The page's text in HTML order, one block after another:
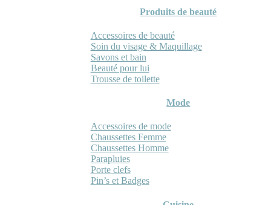
Produits de beauté
Accessoires de beauté
Soin du visage & Maquillage
Savons et bain
Beauté pour lui
Trousse de toilette
Mode
Accessoires de mode
Chaussettes Femme
Chaussettes Homme
Parapluies
Porte clefs
Pin’s et Badges